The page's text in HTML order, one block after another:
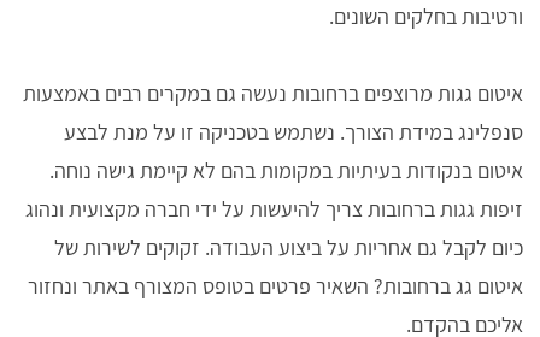
ורטיבות בחלקים השונים.
איטום גגות מרוצפים ברחובות נעשה גם במקרים רבים באמצעות
סנפלינג במידת הצורך. נשתמש בטכניקה זו על מנת לבצע
איטום בנקודות בעיתיות במקומות בהם לא קיימת גישה נוחה.
זיפות גגות ברחובות צריך להיעשות על ידי חברה מקצועית ונהוג
כיום לקבל גם אחריות על ביצוע העבודה. זקוקים לשירות של
איטום גג ברחובות? השאיר פרטים בטופס המצורף באתר ונחזור
אליכם בהקדם.